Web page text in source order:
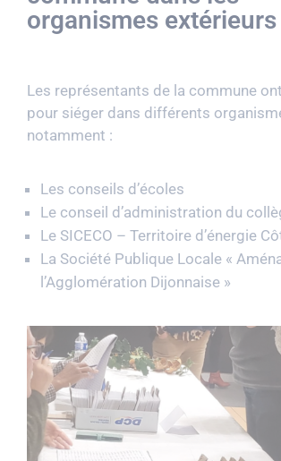
organismes extérieurs
Les représentants de la commune
pour siéger dans différents
notamment :
Les conseils d’écoles
Le conseil d’administration du
Le SICECO – Territoire d’énergie
La Société Publique Locale «
l’Agglomération Dijonnaise »